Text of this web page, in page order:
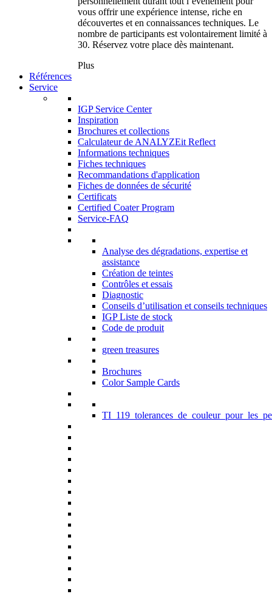
vous offrir une expérience intense, riche en
découvertes et en connaissances techniques. Le
nombre de participants est volontairement limité à
30. Réservez votre place dès maintenant.
Plus
Références
Service
IGP Service Center
Inspiration
Brochures et collections
Calculateur de ANALYZEit Reflect
Informations techniques
Fiches techniques
Recommandations d'application
Fiches de données de sécurité
Certificats
Certified Coater Program
Service-FAQ
Analyse des dégradations, expertise et
assistance
Création de teintes
Contrôles et essais
Diagnostic
Conseils d’utilisation et conseils techniques
IGP Liste de stock
Code de produit
green treasures
Brochures
Color Sample Cards